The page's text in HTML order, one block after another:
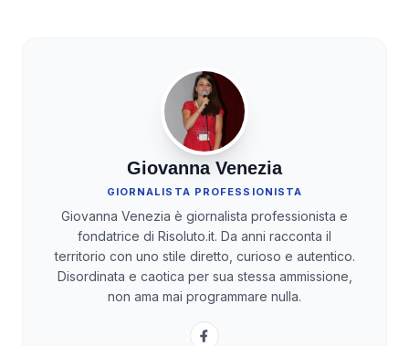
Giovanna Venezia
GIORNALISTA PROFESSIONISTA
Giovanna Venezia è giornalista professionista e
fondatrice di Risoluto.it. Da anni racconta il
territorio con uno stile diretto, curioso e autentico.
Disordinata e caotica per sua stessa ammissione,
non ama mai programmare nulla.